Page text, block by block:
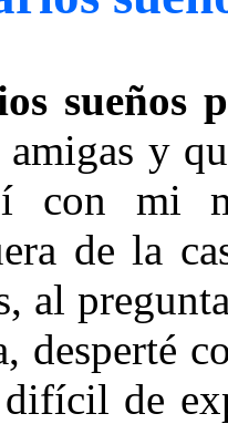
sueños
y
con mi
de la
al
desperté
de